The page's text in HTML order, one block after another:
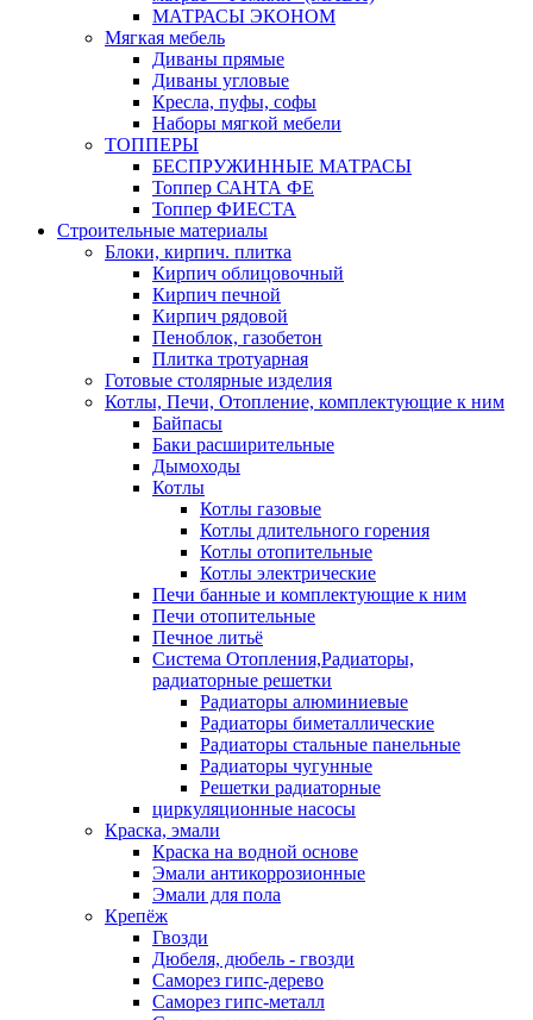
МАТРАСЫ ЭКОНОМ
Мягкая мебель
Диваны прямые
Диваны угловые
Кресла, пуфы, софы
Наборы мягкой мебели
ТОППЕРЫ
БЕСПРУЖИННЫЕ МАТРАСЫ
Топпер САНТА ФЕ
Топпер ФИЕСТА
Строительные материалы
Блоки, кирпич. плитка
Кирпич облицовочный
Кирпич печной
Кирпич рядовой
Пеноблок, газобетон
Плитка тротуарная
Готовые столярные изделия
Котлы, Печи, Отопление, комплектующие к ним
Байпасы
Баки расширительные
Дымоходы
Котлы
Котлы газовые
Котлы длительного горения
Котлы отопительные
Котлы электрические
Печи банные и комплектующие к ним
Печи отопительные
Печное литьё
Система Отопления,Радиаторы,
радиаторные решетки
Радиаторы алюминиевые
Радиаторы биметаллические
Радиаторы стальные панельные
Радиаторы чугунные
Решетки радиаторные
циркуляционные насосы
Краска, эмали
Краска на водной основе
Эмали антикоррозионные
Эмали для пола
Крепёж
Гвозди
Дюбеля, дюбель - гвозди
Саморез гипс-дерево
Саморез гипс-металл